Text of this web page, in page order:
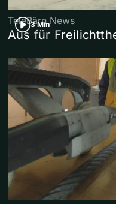
3 Min
TeleBärn News
Aus für